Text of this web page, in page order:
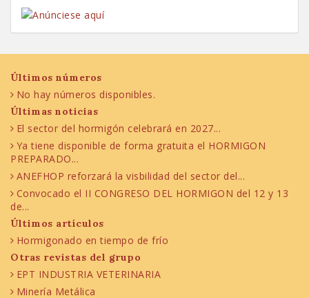
Últimos números
No hay números disponibles.
Últimas noticias
El sector del hormigón celebrará en 2027...
Ya tiene disponible de forma gratuita el HORMIGON
PREPARADO...
ANEFHOP reforzará la visbilidad del sector del...
Convocado el II CONGRESO DEL HORMIGON del 12 y 13
de...
Últimos artículos
Hormigonado en tiempo de frío
Otras revistas del grupo
EPT INDUSTRIA VETERINARIA
Minería Metálica